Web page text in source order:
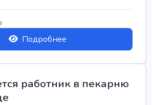
Подробнее
работник в пекарню